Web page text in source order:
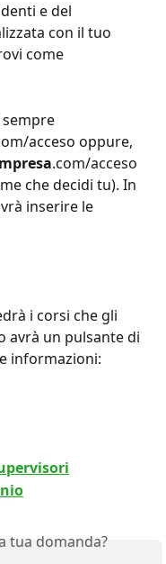
e del
con il tuo
come
acceso oppure,
.com/acceso
che decidi tu). In
inserire le
i corsi che gli
avrà un pulsante di
informazioni:
tua domanda?